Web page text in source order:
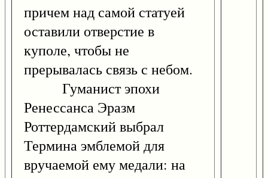
причем над самой статуей
оставили отверстие в
куполе, чтобы не
прерывалась связь с небом.
Гуманист эпохи
Ренессанса Эразм
Роттердамский выбрал
Термина эмблемой для
вручаемой ему медали: на